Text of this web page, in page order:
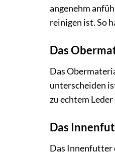
angenehm
reinigen ist. So
Das
Das
unterscheiden
zu echtem
Das
Das Innenfutter